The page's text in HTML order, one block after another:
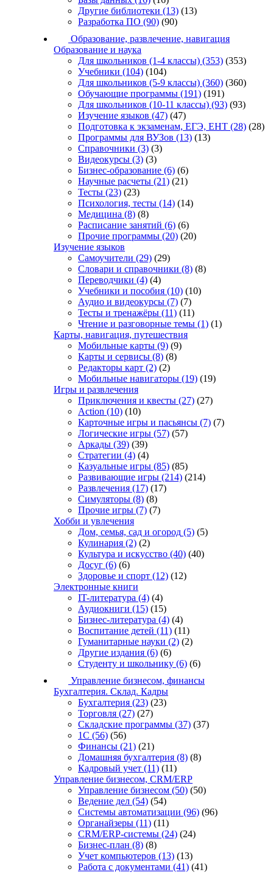
Другие библиотеки (13) (13)
Разработка ПО (90) (90)
Образование, развлечение, навигация
Образование и наука
Для школьников (1-4 классы) (353) (353)
Учебники (104) (104)
Для школьников (5-9 классы) (360) (360)
Обучающие программы (191) (191)
Для школьников (10-11 классы) (93) (93)
Изучение языков (47) (47)
Подготовка к экзаменам, ЕГЭ, ЕНТ (28) (28)
Программы для ВУЗов (13) (13)
Справочники (3) (3)
Видеокурсы (3) (3)
Бизнес-образование (6) (6)
Научные расчеты (21) (21)
Тесты (23) (23)
Психология, тесты (14) (14)
Медицина (8) (8)
Расписание занятий (6) (6)
Прочие программы (20) (20)
Изучение языков
Самоучители (29) (29)
Словари и справочники (8) (8)
Переводчики (4) (4)
Учебники и пособия (10) (10)
Аудио и видеокурсы (7) (7)
Тесты и тренажёры (11) (11)
Чтение и разговорные темы (1) (1)
Карты, навигация, путешествия
Мобильные карты (9) (9)
Карты и сервисы (8) (8)
Редакторы карт (2) (2)
Мобильные навигаторы (19) (19)
Игры и развлечения
Приключения и квесты (27) (27)
Action (10) (10)
Карточные игры и пасьянсы (7) (7)
Логические игры (57) (57)
Аркады (39) (39)
Стратегии (4) (4)
Казуальные игры (85) (85)
Развивающие игры (214) (214)
Развлечения (17) (17)
Симуляторы (8) (8)
Прочие игры (7) (7)
Хобби и увлечения
Дом, семья, сад и огород (5) (5)
Кулинария (2) (2)
Культура и искусство (40) (40)
Досуг (6) (6)
Здоровье и спорт (12) (12)
Электронные книги
IT-литература (4) (4)
Аудиокниги (15) (15)
Бизнес-литература (4) (4)
Воспитание детей (11) (11)
Гуманитарные науки (2) (2)
Другие издания (6) (6)
Студенту и школьнику (6) (6)
Управление бизнесом, финансы
Бухгалтерия. Склад. Кадры
Бухгалтерия (23) (23)
Торговля (27) (27)
Складские программы (37) (37)
1С (56) (56)
Финансы (21) (21)
Домашняя бухгалтерия (8) (8)
Кадровый учет (11) (11)
Управление бизнесом, CRM/ERP
Управление бизнесом (50) (50)
Ведение дел (54) (54)
Системы автоматизации (96) (96)
Органайзеры (11) (11)
CRM/ERP-системы (24) (24)
Бизнес-план (8) (8)
Учет компьютеров (13) (13)
Работа с документами (41) (41)